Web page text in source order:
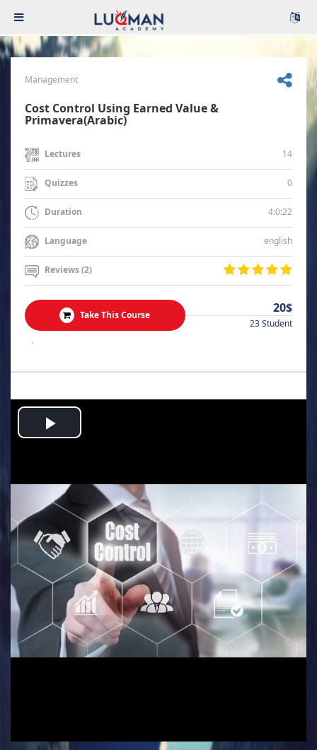
Management
Cost Control Using Earned Value &
Primavera(Arabic)
Lectures 14
Quizzes 0
Duration 4:0:22
Language english
Reviews (2)
Take This Course 20$
23 Student
.
Play